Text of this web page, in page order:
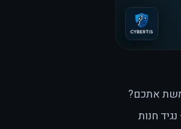
אתכם?
חנות